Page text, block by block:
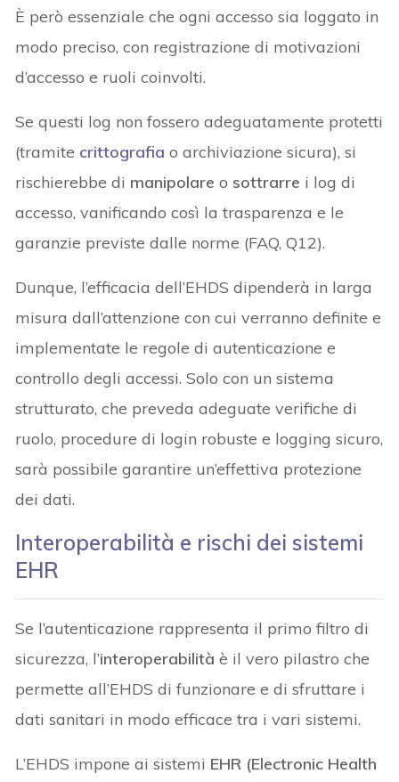
È però essenziale che ogni accesso sia loggato in
modo preciso, con registrazione di motivazioni
d’accesso e ruoli coinvolti.
Se questi log non fossero adeguatamente protetti
(tramite crittografia o archiviazione sicura), si
rischierebbe di manipolare o sottrarre i log di
accesso, vanificando così la trasparenza e le
garanzie previste dalle norme (FAQ, Q12).
Dunque, l’efficacia dell’EHDS dipenderà in larga
misura dall’attenzione con cui verranno definite e
implementate le regole di autenticazione e
controllo degli accessi. Solo con un sistema
strutturato, che preveda adeguate verifiche di
ruolo, procedure di login robuste e logging sicuro,
sarà possibile garantire un’effettiva protezione
dei dati.
Interoperabilità e rischi dei sistemi
EHR
Se l’autenticazione rappresenta il primo filtro di
sicurezza, l’interoperabilità è il vero pilastro che
permette all’EHDS di funzionare e di sfruttare i
dati sanitari in modo efficace tra i vari sistemi.
L’EHDS impone ai sistemi EHR (Electronic Health